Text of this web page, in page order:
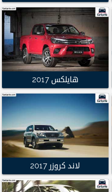
هايلكس 2017
لاند كروزر 2017